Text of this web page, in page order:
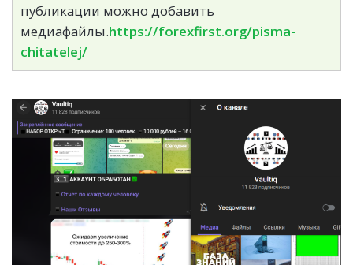
публикации можно добавить
медиафайлы.https://forexfirst.org/pisma-
chitatelej/